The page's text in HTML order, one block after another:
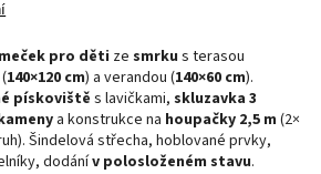
pro děti ze smrku s terasou
140×120 cm) a verandou (140×60 cm).
pískovištěs lavičkami, skluzavka 3
a konstrukce na houpačky 2,5 m (2×
Šindelová střecha, hoblované prvky,
dodánív polosloženém stavu.